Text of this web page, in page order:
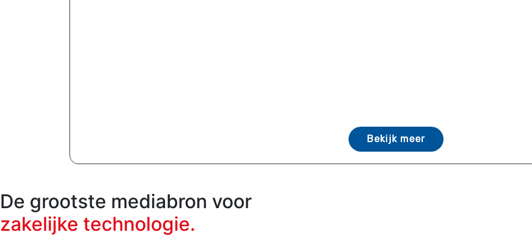
Bekijk meer
De grootste mediabron voor
zakelijke technologie.